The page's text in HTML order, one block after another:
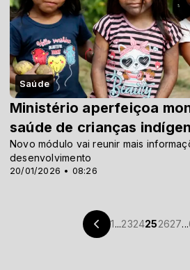
Saúde
20/01/2026 • 08:26
Ministério aperfeiçoa
saúde de crianças
Novo módulo vai reunir mais
desenvolvimento
1...2324252627...